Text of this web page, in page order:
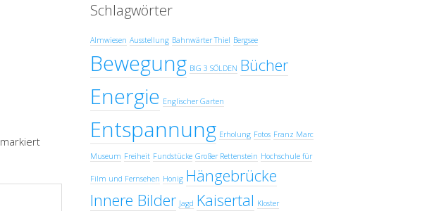
markiert
Schlagwörter
Almwiesen Ausstellung Bahnwärter Thiel Bergsee
Bewegung BIG 3 SÖLDEN Bücher
Energie Englischer Garten
Entspannung Erholung Fotos Franz Marc
Museum Freiheit Fundstücke Großer Rettenstein Hochschule für
Film und Fernsehen Honig Hängebrücke
Innere Bilder Jagd Kaisertal Kloster